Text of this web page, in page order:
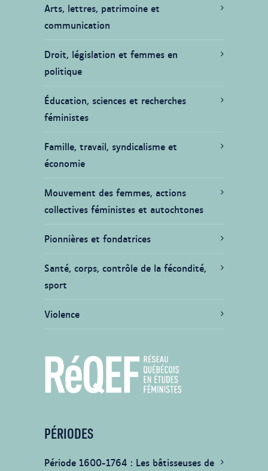
Arts, lettres, patrimoine et
communication
Droit, législation et femmes en
politique
Éducation, sciences et recherches
féministes
Famille, travail, syndicalisme et
économie
Mouvement des femmes, actions
collectives féministes et autochtones
Pionnières et fondatrices
Santé, corps, contrôle de la fécondité,
sport
Violence
PÉRIODES
Période 1600-1764
Les bâtisseuses de